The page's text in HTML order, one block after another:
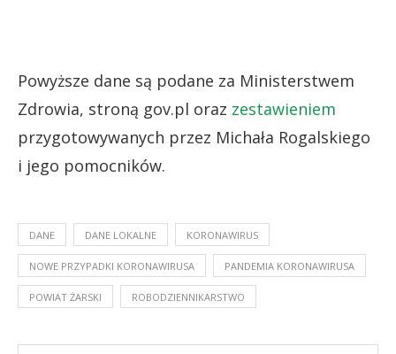
Powyższe dane są podane za Ministerstwem
Zdrowia, stroną gov.pl oraz zestawieniem
przygotowywanych przez Michała Rogalskiego
i jego pomocników.
DANE DANE LOKALNE KORONAWIRUS
NOWE PRZYPADKI KORONAWIRUSA PANDEMIA KORONAWIRUSA
POWIAT ŻARSKI ROBODZIENNIKARSTWO